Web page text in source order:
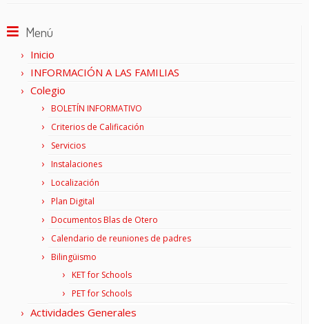
Menú
Inicio
INFORMACIÓN A LAS FAMILIAS
Colegio
BOLETÍN INFORMATIVO
Criterios de Calificación
Servicios
Instalaciones
Localización
Plan Digital
Documentos Blas de Otero
Calendario de reuniones de padres
Bilingüismo
KET for Schools
PET for Schools
Actividades Generales